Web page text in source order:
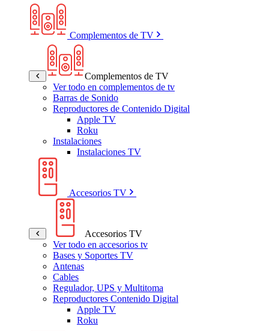
Complementos de TV
Complementos de TV
Ver todo en complementos de tv
Barras de Sonido
Reproductores de Contenido Digital
Apple TV
Roku
Instalaciones
Instalaciones TV
Accesorios TV
Accesorios TV
Ver todo en accesorios tv
Bases y Soportes TV
Antenas
Cables
Regulador, UPS y Multitoma
Reproductores Contenido Digital
Apple TV
Roku